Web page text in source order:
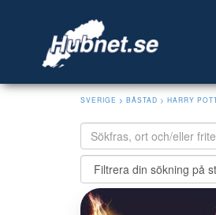
SVERIGE > BÅSTAD > HARRY